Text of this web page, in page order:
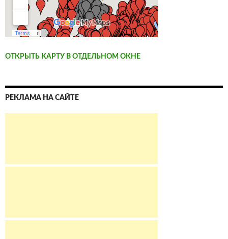
ОТКРЫТЬ КАРТУ В ОТДЕЛЬНОМ ОКНЕ
РЕКЛАМА НА САЙТЕ